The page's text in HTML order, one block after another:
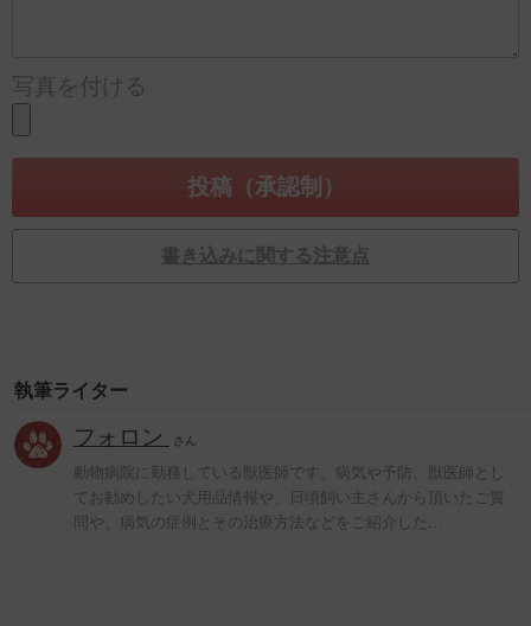
写真を付ける
書き込みに関する注意点
執筆ライター
フォロン さん
動物病院に勤務している獣医師です。病気や予防、獣医師とし
てお勧めしたい犬用品情報や、日頃飼い主さんから頂いたご質
問や、病気の症例とその治療方法などをご紹介した…